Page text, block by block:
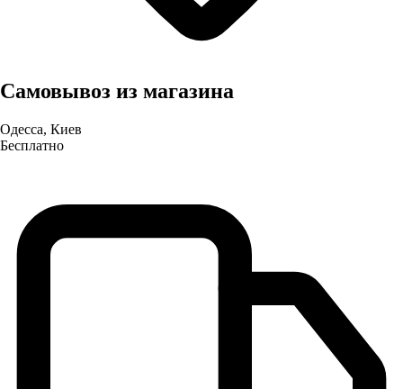
Самовывоз из магазина
Одесса, Киев
Бесплатно